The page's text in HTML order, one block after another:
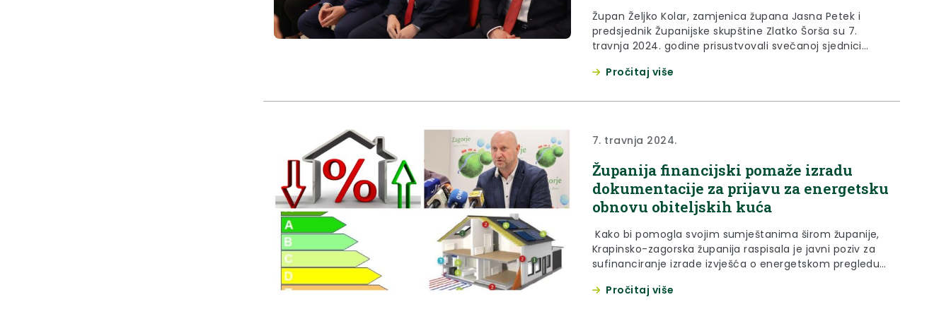
Župan Željko Kolar, zamjenica župana Jasna Petek i
predsjednik Županijske skupštine Zlatko Šorša su 7.
travnja 2024. godine prisustvovali svečanoj sjednici
sklopu proslave Dana Grada. Župan Željko Kolar
Pregradi, čestitao Dan Grada i vodstvu Grada na
Pročitaj više
7. travnja 2024.
Županija financijski pomaže izradu
dokumentacije za prijavu za energetsku
obnovu obiteljskih kuća
Kako bi pomogla svojim sumještanima širom županije,
Krapinsko-zagorska županija raspisala je javni poziv za
sufinanciranje izrade izvješća o energetskom pregledu i
Krapinsko- zagorske županije. Naime, Fond za zaštitu
Pročitaj više